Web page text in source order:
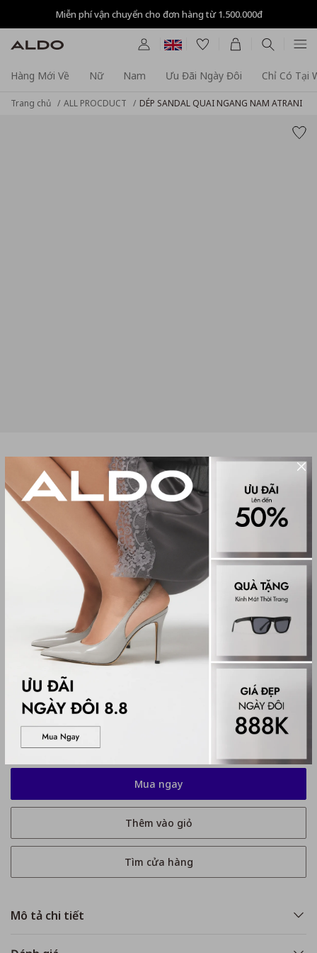
Miễn phí vận chuyển cho đơn hàng từ 1.500.000đ
Hàng Mới Về Nữ Nam Ưu Đãi Ngày Đôi Chỉ Có Tại
Trang chủ ALL PROCDUCT DÉP SANDAL QUAI NGANG NAM ATRANI
DÉP SANDAL QUAI NGANG NAM
ATRANI
(0 đánh giá)
699,000₫ 1,450,000₫
BLACK
Kích thước 39
Hướng dẫn chọn size:
39
41 44
Chỉ còn 5 sản phẩm
Mô tả chi tiết
Mua ngay
Thêm vào giỏ
Tìm cửa hàng